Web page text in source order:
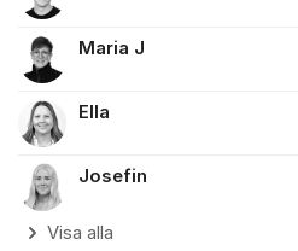
Maria J
Ella
Josefin
Visa alla